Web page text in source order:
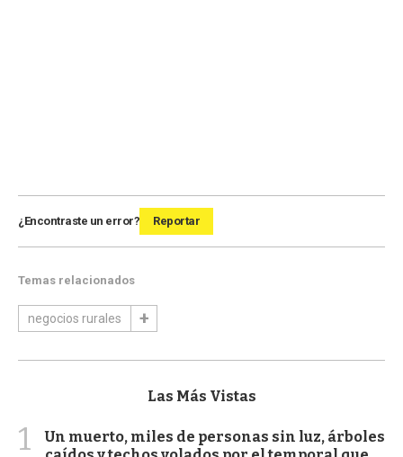
¿Encontraste un error? Reportar
Temas relacionados
negocios rurales
Las Más Vistas
1
Un muerto, miles de personas sin luz, árboles